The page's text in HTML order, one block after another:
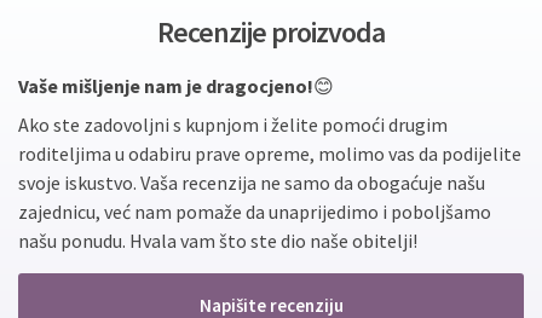
Recenzije proizvoda
Vaše mišljenje nam je dragocjeno!😊
Ako ste zadovoljni s kupnjom i želite pomoći drugim
roditeljima u odabiru prave opreme, molimo vas da podijelite
svoje iskustvo. Vaša recenzija ne samo da obogaćuje našu
zajednicu, već nam pomaže da unaprijedimo i poboljšamo
našu ponudu. Hvala vam što ste dio naše obitelji!
Napišite recenziju